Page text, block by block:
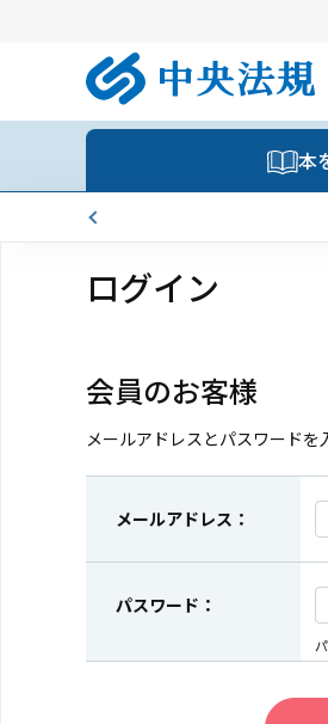
本
ログイン
会員のお客様
メールアドレスとパスワードを
メールアドレス：
パスワード：